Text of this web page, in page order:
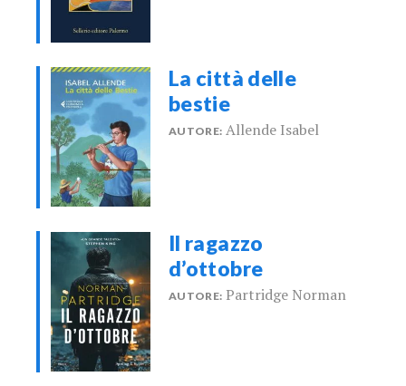
La città delle
bestie
AUTORE: Allende Isabel
Il ragazzo
d’ottobre
AUTORE: Partridge Norman